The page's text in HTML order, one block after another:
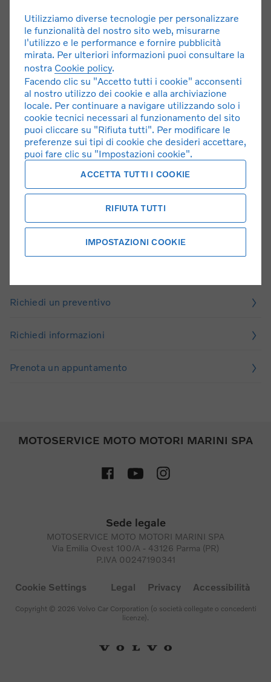
al mese, 36 mesi / 30.000 km totali, con anticipo di
9.000 €. Importi IVA esclusa.*
SCOPRI L'OFFERTA
Richiedi un preventivo
Richiedi informazioni
Prenota un appuntamento
MOTOSERVICE MOTO MOTORI MARINI SPA
Sede legale
MOTOSERVICE MOTO MOTORI MARINI SPA
Via Emilia Ovest 100/A - 43126 Parma (PR)
P.IVA 00247190341
Cookie Settings Legal Privacy Accessibilità
Copyright © 2026 Volvo Car Corporation (o società collegate o concedenti
licenze).
Utilizziamo diverse tecnologie per personalizzare
le funzionalità del nostro sito web, misurarne
l'utilizzo e le performance e fornire pubblicità
mirata. Per ulteriori informazioni puoi consultare la
nostra Cookie policy.
Facendo clic su "Accetto tutti i cookie" acconsenti
al nostro utilizzo dei cookie e alla archiviazione
locale. Per continuare a navigare utilizzando solo i
cookie tecnici necessari al funzionamento del sito
puoi cliccare su "Rifiuta tutti". Per modificare le
preferenze sui tipi di cookie che desideri accettare,
puoi fare clic su "Impostazioni cookie".
ACCETTA TUTTI I COOKIE
RIFIUTA TUTTI
IMPOSTAZIONI COOKIE